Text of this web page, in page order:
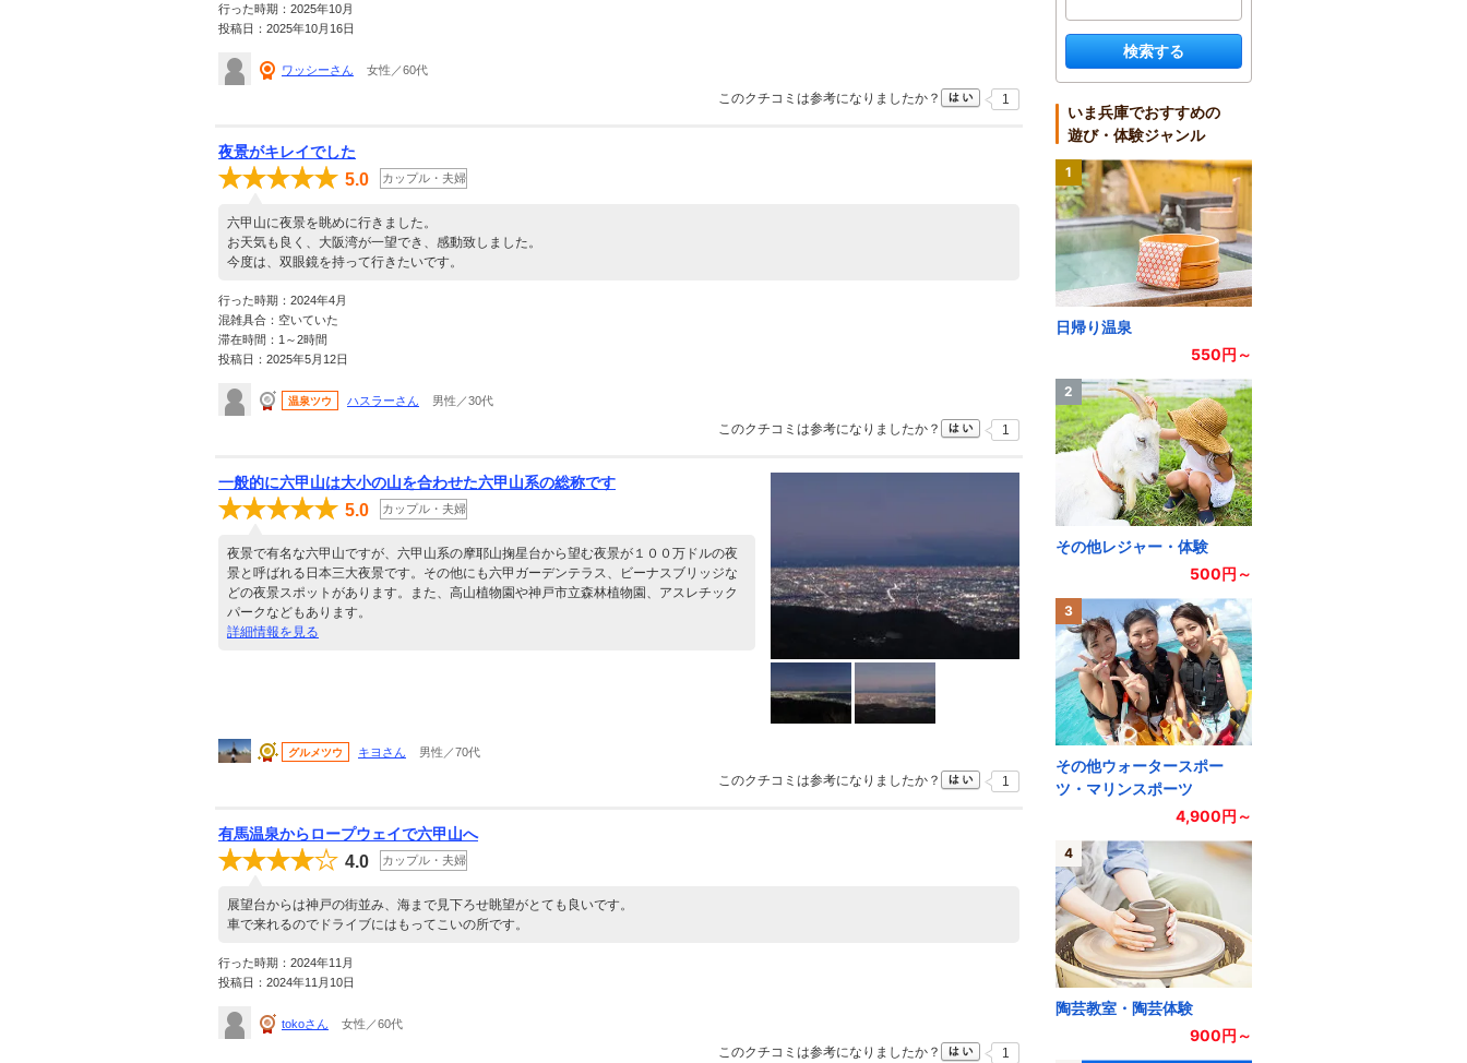
行った時期：2025年10月
投稿日：2025年10月16日
ワッシーさん 女性／60代
このクチコミは参考になりましたか？ 1
夜景がキレイでした
5.0 カップル・夫婦
六甲山に夜景を眺めに行きました。
お天気も良く、大阪湾が一望でき、感動致しました。
今度は、双眼鏡を持って行きたいです。
行った時期：2024年4月
混雑具合：空いていた
滞在時間：1～2時間
投稿日：2025年5月12日
温泉ツウ ハスラーさん 男性／30代
このクチコミは参考になりましたか？ 1
一般的に六甲山は大小の山を合わせた六甲山系の総称です
5.0 カップル・夫婦
夜景で有名な六甲山ですが、六甲山系の摩耶山掬星台から望む夜景が１００万ドルの夜
景と呼ばれる日本三大夜景です。その他にも六甲ガーデンテラス、ビーナスブリッジな
どの夜景スポットがあります。また、高山植物園や神戸市立森林植物園、アスレチック
パークなどもあります。
詳細情報を見る
グルメツウ キヨさん 男性／70代
このクチコミは参考になりましたか？ 1
有馬温泉からロープウェイで六甲山へ
4.0 カップル・夫婦
展望台からは神戸の街並み、海まで見下ろせ眺望がとても良いです。
車で来れるのでドライブにはもってこいの所です。
行った時期：2024年11月
投稿日：2024年11月10日
tokoさん 女性／60代
このクチコミは参考になりましたか？ 1
検索する
いま兵庫でおすすめの
遊び・体験ジャンル
1
日帰り温泉
550円～
2
その他レジャー・体験
500円～
3
その他ウォータースポー
ツ・マリンスポーツ
4,900円～
4
陶芸教室・陶芸体験
900円～